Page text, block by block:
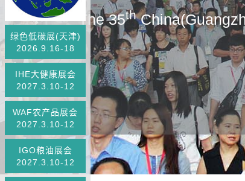
The 35th
绿色低碳展(天津)
2026.9.16-18
IHE大健康展会
2027.3.10-12
WAF农产品展会
2027.3.10-12
IGO粮油展会
2027.3.10-12